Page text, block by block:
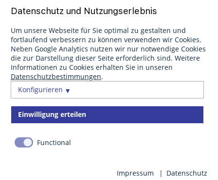
STADT- UND
BUSINESSHOTEL
Anfahrt
Datenschutz und Nutzungserlebnis
Um unsere Webseite für Sie optimal zu gestalten und
fortlaufend verbessern zu können verwenden wir Cookies.
Neben Google Analytics nutzen wir nur notwendige Cookies
die zur Darstellung dieser Seite erforderlich sind. Weitere
Informationen zu Cookies erhalten Sie in unseren
Datenschutzbestimmungen.
Konfigurieren
Einwilligung erteilen
Functional
Impressum Datenschutz